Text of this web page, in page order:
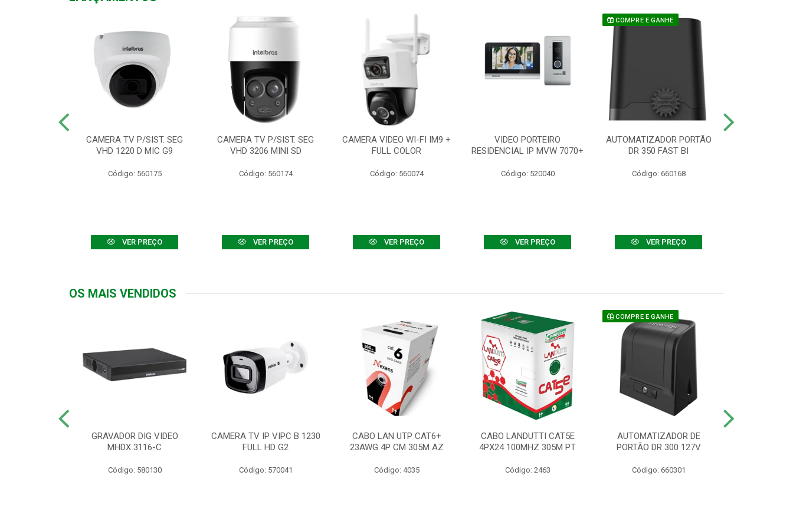
CAMERA TV P/SIST. SEG
VHD 1220 D MIC G9
Código: 560175
VER PREÇO
CAMERA TV P/SIST. SEG
VHD 3206 MINI SD
Código: 560174
VER PREÇO
CAMERA VIDEO WI-FI IM9 +
FULL COLOR
Código: 560074
VER PREÇO
VIDEO PORTEIRO
RESIDENCIAL IP MVW 7070+
Código: 520040
VER PREÇO
COMPRE E GANHE
AUTOMATIZADOR PORTÃO
DR 350 FAST BI
Código: 660168
VER PREÇO
OS MAIS VENDIDOS
GRAVADOR DIG VIDEO
MHDX 3116-C
Código: 580130
CAMERA TV IP VIPC B 1230
FULL HD G2
Código: 570041
CABO LAN UTP CAT6+
23AWG 4P CM 305M AZ
Código: 4035
CABO LANDUTTI CAT5E
4PX24 100MHZ 305M PT
Código: 2463
COMPRE E GANHE
AUTOMATIZADOR DE
PORTÃO DR 300 127V
Código: 660301